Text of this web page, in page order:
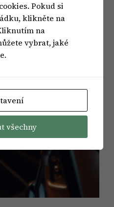
Pokud si
klikněte na
na
vybrat, jaké
všechny